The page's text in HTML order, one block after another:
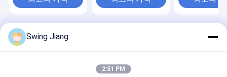
홈
HDMI 비디오 월 컨트롤러중국 공장.Copyright © 2026 Shenzhen
Winlink Technology Co., Limited. All Rights Reserved.
Swing Jiang
2:51 PM